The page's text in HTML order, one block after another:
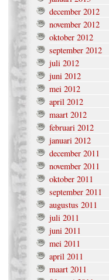
december 2012
november 2012
oktober 2012
september 2012
juli 2012
juni 2012
mei 2012
april 2012
maart 2012
februari 2012
januari 2012
december 2011
november 2011
oktober 2011
september 2011
augustus 2011
juli 2011
juni 2011
mei 2011
april 2011
maart 2011